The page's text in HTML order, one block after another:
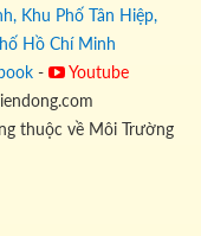
Khu Phố Tân Hiệp,
Hồ Chí Minh
-
Youtube
thuộc về Môi Trường